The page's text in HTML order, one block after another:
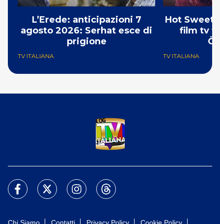
L’Erede: anticipazioni 7
agosto 2026: Serhat esce di
prigione
TV ITALIANA
Hot Sweet
film tv
TV ITALIANA